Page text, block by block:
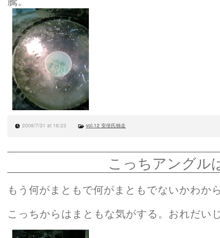
2006/7/31 at 16:23 vol.12 安倍氏独走
こっちアングル
もう何がまともで何がまともでないかわか
こっちからはまともな気がする。おれだい